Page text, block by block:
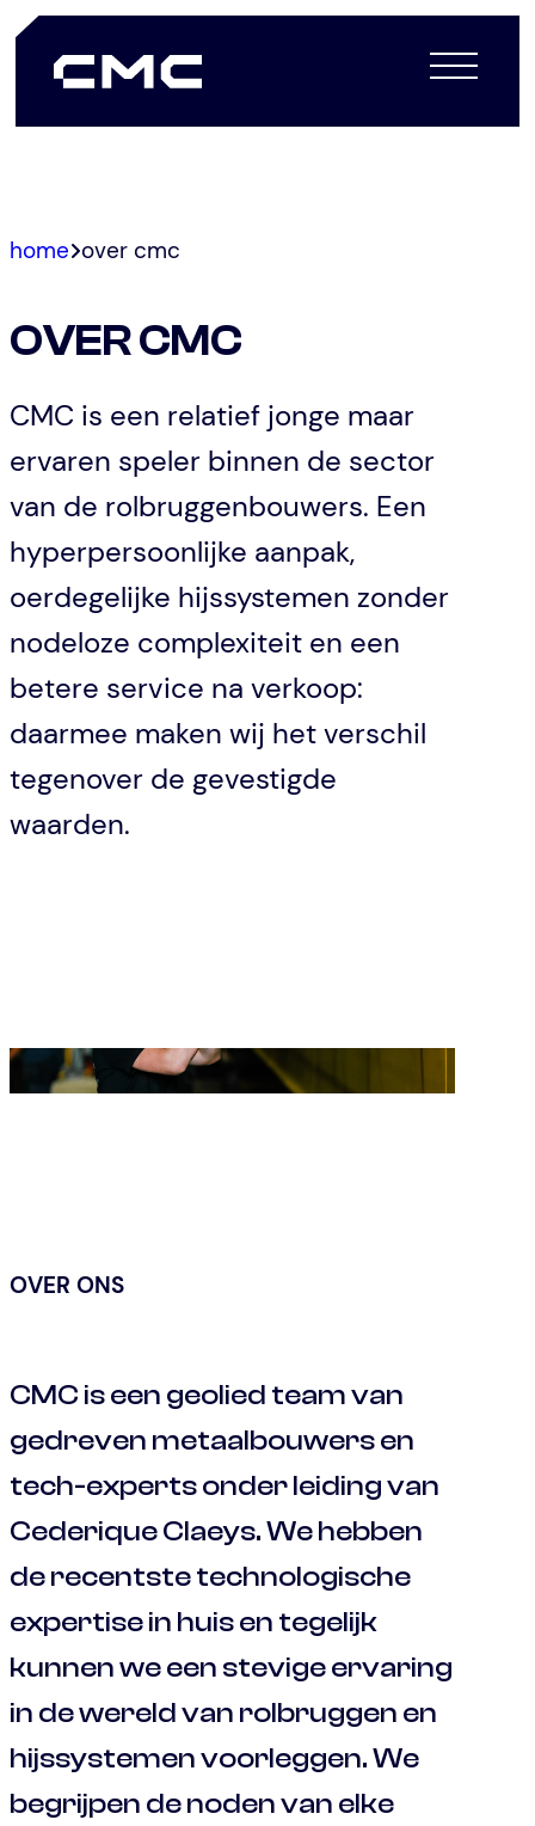
de
inhoud
home over cmc
OVER CMC
CMC is een relatief jonge maar
ervaren speler binnen de sector
van de rolbruggenbouwers. Een
hyperpersoonlijke aanpak,
oerdegelijke hijssystemen zonder
nodeloze complexiteit en een
betere service na verkoop:
daarmee maken wij het verschil
tegenover de gevestigde
waarden.
OVER ONS
CMC is een geolied team van
gedreven metaalbouwers en
tech-experts onder leiding van
Cederique Claeys. We hebben
de recentste technologische
expertise in huis en tegelijk
kunnen we een stevige ervaring
in de wereld van rolbruggen en
hijssystemen voorleggen. We
begrijpen de noden van elke